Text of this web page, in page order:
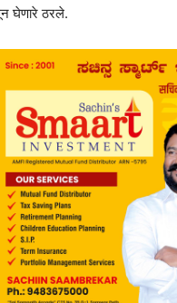
घेणारे ठरले.